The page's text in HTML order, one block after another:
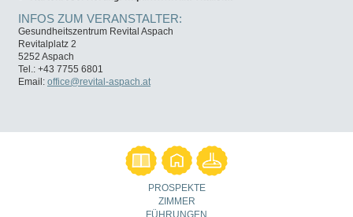
INFOS ZUM VERANSTALTER:
Gesundheitszentrum Revital Aspach
Revitalplatz 2
5252 Aspach
Tel.: +43 7755 6801
Email: office@revital-aspach.at
PROSPEKTE
ZIMMER
FÜHRUNGEN